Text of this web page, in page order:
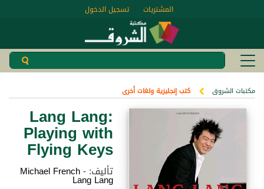
تسجيل الدخول المشتريات
مكتبات الشروق كتب إنجليزية ولغات أخرى
Lang Lang:
Playing with
Flying Keys
تأليف: Michael French-
Lang Lang